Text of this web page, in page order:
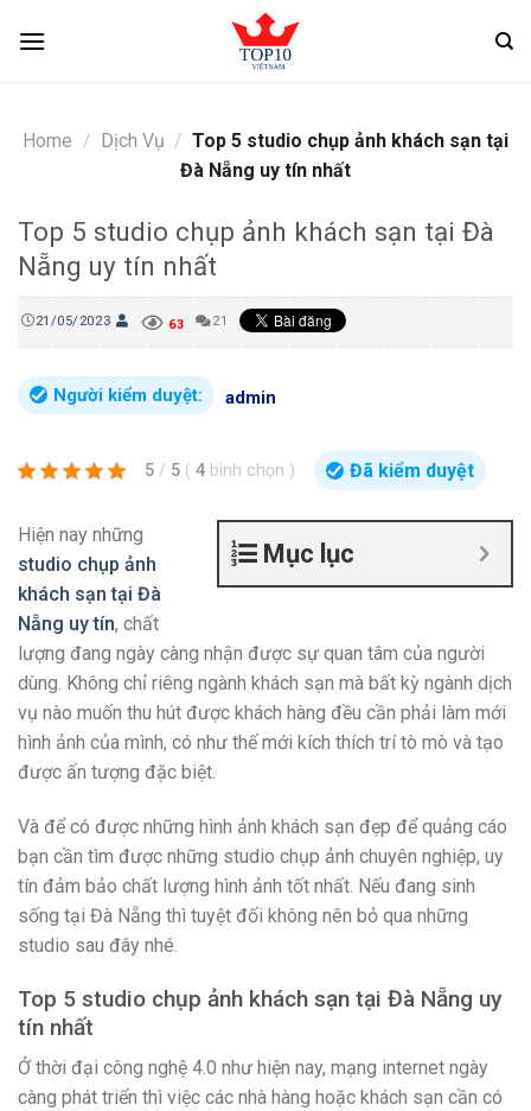
Home / Dịch Vụ / Top 5 studio chụp ảnh khách sạn tại
Đà Nẵng uy tín nhất
Top 5 studio chụp ảnh khách sạn tại Đà
Nẵng uy tín nhất
21/05/2023 63 21
Người kiểm duyệt: admin
5 / 5 ( 4 bình chọn ) Đã kiểm duyệt
Mục lục
Hiện nay những
studio chụp ảnh
khách sạn tại Đà
Nẵng uy tín, chất
lượng đang ngày càng nhận được sự quan tâm của người
dùng. Không chỉ riêng ngành khách sạn mà bất kỳ ngành dịch
vụ nào muốn thu hút được khách hàng đều cần phải làm mới
hình ảnh của mình, có như thế mới kích thích trí tò mò và tạo
được ấn tượng đặc biệt.
Và để có được những hình ảnh khách sạn đẹp để quảng cáo
bạn cần tìm được những studio chụp ảnh chuyên nghiệp, uy
tín đảm bảo chất lượng hình ảnh tốt nhất. Nếu đang sinh
sống tại Đà Nẵng thì tuyệt đối không nên bỏ qua những
studio sau đây nhé.
Top 5 studio chụp ảnh khách sạn tại Đà Nẵng uy
tín nhất
Ở thời đại công nghệ 4.0 như hiện nay, mạng internet ngày
càng phát triển thì việc các nhà hàng hoặc khách sạn cần có